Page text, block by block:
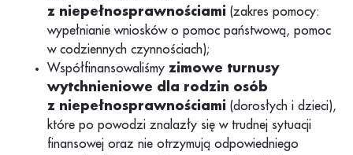
z niepełnosprawnościami (zakres pomocy:
wypełnianie wniosków o pomoc państwową, pomoc
w codziennych czynnościach);
Współfinansowaliśmy zimowe turnusy
wytchnieniowe dla rodzin osób
z niepełnosprawnościami (dorosłych i dzieci),
które po powodzi znalazły się w trudnej sytuacji
finansowej oraz nie otrzymują odpowiedniego